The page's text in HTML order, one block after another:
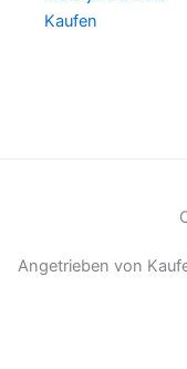
Kaufen
Angetrieben von